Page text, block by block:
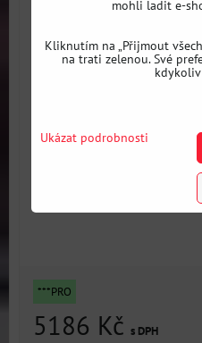
***PRO
5186 Kč s DPH
mohli ladit e-
Kliknutím na „Přijmout
na trati zelenou. Své
Ukázat podrobnosti